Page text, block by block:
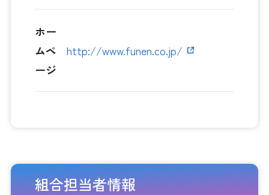
ホー
ムペ
ージ
http://www.funen.co.jp/
組合担当者情報